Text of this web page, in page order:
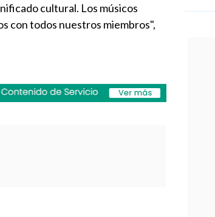
cultural. Los músicos
con todos nuestros miembros",